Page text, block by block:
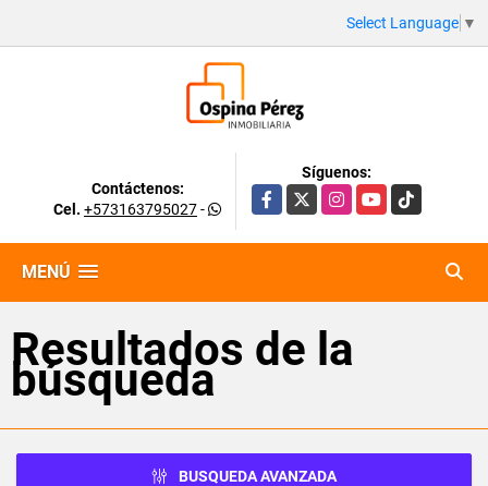
Select Language ▼
Contáctenos:
Cel. +573163795027-
Síguenos:
Facebook
X InstagramYouTubeTikTok
MENÚ
Resultados de la
búsqueda
BUSQUEDA AVANZADA